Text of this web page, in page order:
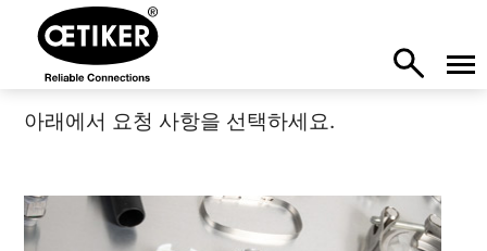
아래에서 요청 사항을 선택하세요.